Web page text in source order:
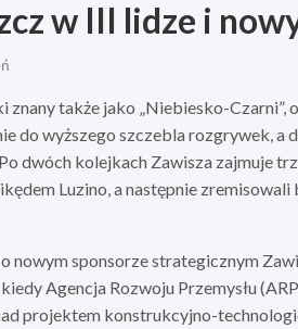
w III lidze i
znany także jako „Niebiesko-
do wyższego szczebla rozgrywek,
dwóch kolejkach Zawisza zajmuje
Luzino, a następnie
nowym sponsorze strategicznym
Agencja Rozwoju Przemysłu
projektem konstrukcyjno-